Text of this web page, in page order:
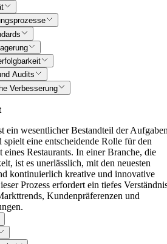
Audits
Verbesserung
ein wesentlicher Bestandteil der
eine entscheidende Rolle für den
Restaurants. In einer Branche, die
ist es unerlässlich, mit den neuesten
kontinuierlich kreative und innovative
Prozess erfordert ein tiefes
Kundenpräferenzen und